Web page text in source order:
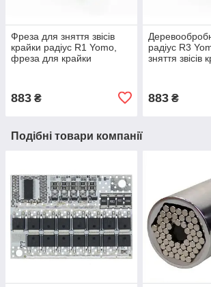
Фреза для зняття звісів
крайки радіус R1 Yomo,
фреза для крайки
883 ₴
радіус R3
зняття звісів
883₴
Подібні товари компанії